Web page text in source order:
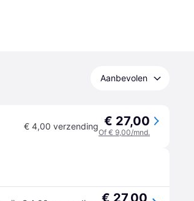
Aanbevolen
€ 4,00 verzending € 27,00
Of € 9,00/mnd.
€ 27,00